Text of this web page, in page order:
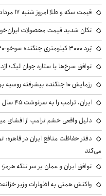
قیمت سکه و طلا امروز شنبه ۱۷ مرداد ۱۴۰۵ +جدول
تکان شدید قیمت محصولات ایران‌خودرو و
بُرد ۳۰۰۰ کیلومتری جنگنده سوخو-۳۰ با مخزن سوخت ۹.۶ تُنی
توافق سرخ‌ها با ستاره جوان لیگ؛
رزمایش ۱۰ جنگنده پیشرفته روسیه بر فراز اروپای مرکزی با مهمات واقعی
ایران، ترامپ را به سرنوشت ۴۵ سال پیش کارتر دچار می‌کند
دلیل واقعی خشم ترامپ از افشای
دفتر حفاظت منافع ایران در قاهره:
می‌کند
توافق ایران و عمان بر سر تنگه
واکنش همتی به اظهارات وزیر